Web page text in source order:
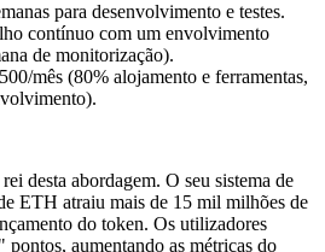
para desenvolvimento e testes.
contínuo com um envolvimento
de monitorização).
mês (80% alojamento e ferramentas,
desta abordagem. O seu sistema de
ETH atraiu mais de 15 mil milhões de
do token. Os utilizadores
pontos, aumentando as métricas do